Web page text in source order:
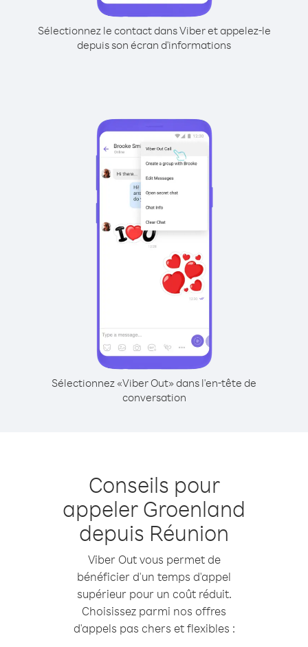
Sélectionnez le contact dans Viber et appelez-le
depuis son écran d'informations
Sélectionnez «Viber Out» dans l'en-tête de
conversation
Conseils pour
appeler Groenland
depuis Réunion
Viber Out vous permet de
bénéficier d'un temps d'appel
supérieur pour un coût réduit.
Choisissez parmi nos offres
d'appels pas chers et flexibles :